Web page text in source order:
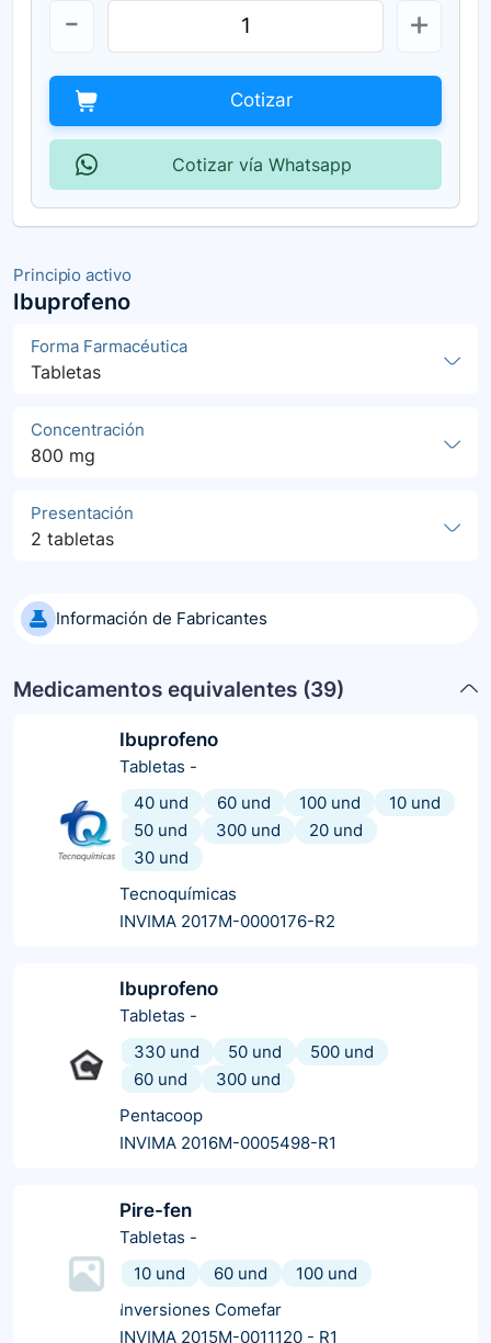
Principio activo
Ibuprofeno
Forma Farmacéutica
Tabletas
Concentración
800 mg
Presentación
2 tabletas
Información de Fabricantes
Medicamentos equivalentes (39)
Ibuprofeno
Tabletas -
40 und
60 und 100 und
10 und
50 und
300 und
20 und
30 und
Tecnoquímicas
INVIMA 2017M-0000176-R2
Ibuprofeno
Tabletas -
330 und
50 und
500 und
60 und
300 und
Pentacoop
INVIMA 2016M-0005498-R1
Pire-fen
Tabletas -
10 und
60 und
100 und
Inversiones Comefar
INVIMA 2015M-0011120 - R1
Cotizar
Cotizar vía Whatsapp